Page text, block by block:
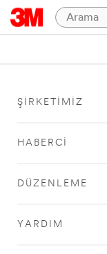
ŞIRKETIMIZ
HABERCI
DÜZENLEME
YARDIM